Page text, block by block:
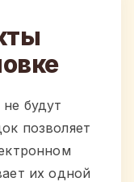
будут
позволяет
их одной